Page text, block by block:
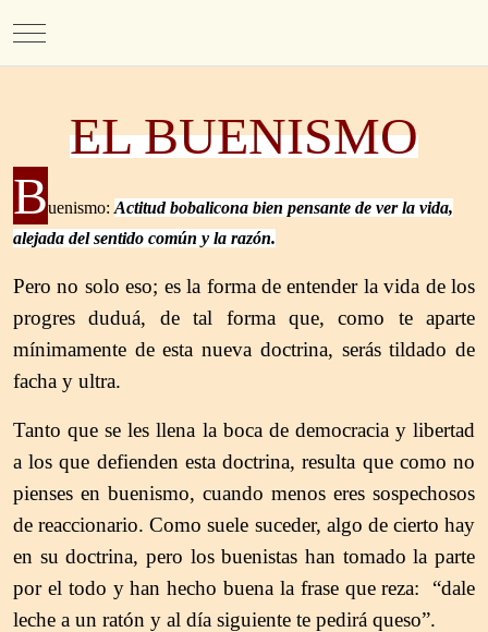
Mobile Menu Toggle
EL BUENISMO
Buenismo: Actitud bobalicona bien pensante de ver la vida,
alejada del sentido común y la razón.
Pero no solo eso; es la forma de entender la vida de los
progres duduá, de tal forma que, como te aparte
mínimamente de esta nueva doctrina, serás tildado de
facha y ultra.
Tanto que se les llena la boca de democracia y libertad
a los que defienden esta doctrina, resulta que como no
pienses en buenismo, cuando menos eres sospechosos
de reaccionario. Como suele suceder, algo de cierto hay
en su doctrina, pero los buenistas han tomado la parte
por el todo y han hecho buena la frase que reza: “dale
leche a un ratón y al día siguiente te pedirá queso”.